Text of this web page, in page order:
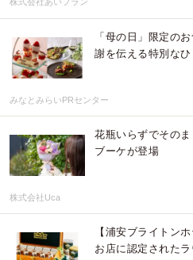
株式会社あいプラン
「母の日」限定の
謝を伝える特別なひ
みなとみらいPRセンター
花瓶いらずでその
ブーケが登場
株式会社Uca
【浦安ブライトン
お店に認定された